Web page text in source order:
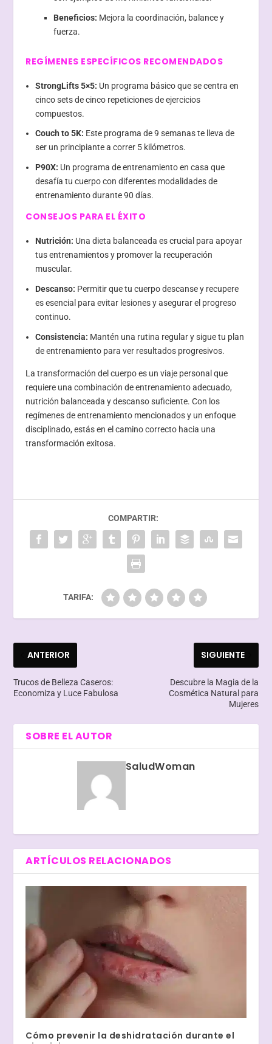
Beneficios: Mejora la coordinación, balance y
fuerza.
REGÍMENES ESPECÍFICOS RECOMENDADOS
StrongLifts 5×5: Un programa básico que se centra en
cinco sets de cinco repeticiones de ejercicios
compuestos.
Couch to 5K: Este programa de 9 semanas te lleva de
ser un principiante a correr 5 kilómetros.
P90X: Un programa de entrenamiento en casa que
desafía tu cuerpo con diferentes modalidades de
entrenamiento durante 90 días.
CONSEJOS PARA EL ÉXITO
Nutrición: Una dieta balanceada es crucial para apoyar
tus entrenamientos y promover la recuperación
muscular.
Descanso: Permitir que tu cuerpo descanse y recupere
es esencial para evitar lesiones y asegurar el progreso
continuo.
Consistencia: Mantén una rutina regular y sigue tu plan
de entrenamiento para ver resultados progresivos.
La transformación del cuerpo es un viaje personal que
requiere una combinación de entrenamiento adecuado,
nutrición balanceada y descanso suficiente. Con los
regímenes de entrenamiento mencionados y un enfoque
disciplinado, estás en el camino correcto hacia una
transformación exitosa.
COMPARTIR:
TARIFA:
ANTERIOR
Trucos de Belleza Caseros:
Economiza y Luce Fabulosa
SIGUIENTE
Descubre la Magia de la
Cosmética Natural para
Mujeres
SOBRE EL AUTOR
SaludWoman
ARTÍCULOS RELACIONADOS
Cómo prevenir la deshidratación durante el